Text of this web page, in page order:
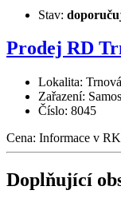
Stav:
Prodej RD
Lokalita: Trnová
Zařazení:
Číslo: 8045
Cena: Informace v RK
Doplňující